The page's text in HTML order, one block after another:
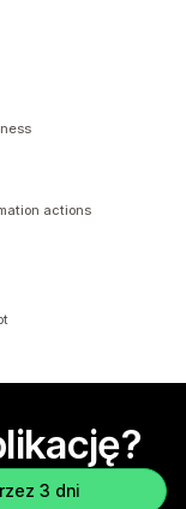
actions
3 dni